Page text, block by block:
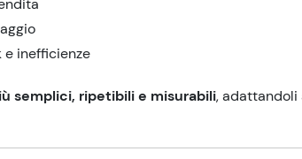
inefficienze
semplici, ripetibili e misurabili, adattandoli